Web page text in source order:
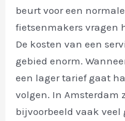
beurt voor een
fietsenmakers vragen
De kosten van een
gebied enorm.
een lager tarief gaat
volgen. In Amsterdam
bijvoorbeeld vaak veel